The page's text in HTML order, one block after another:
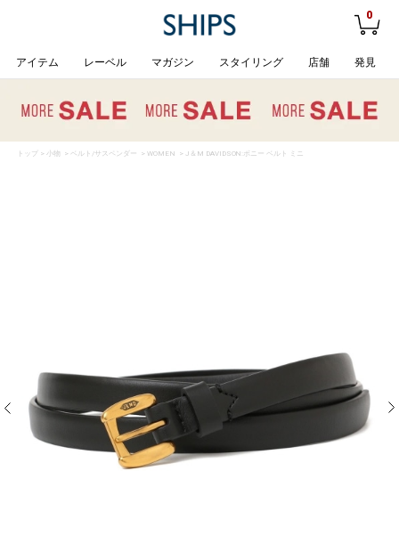
0
アイテム レーベル マガジン スタイリング 店舗 発見
トップ > 小物 > ベルト/サスペンダー > WOMEN > J＆M DAVIDSON:ボニー ベルト ミニ